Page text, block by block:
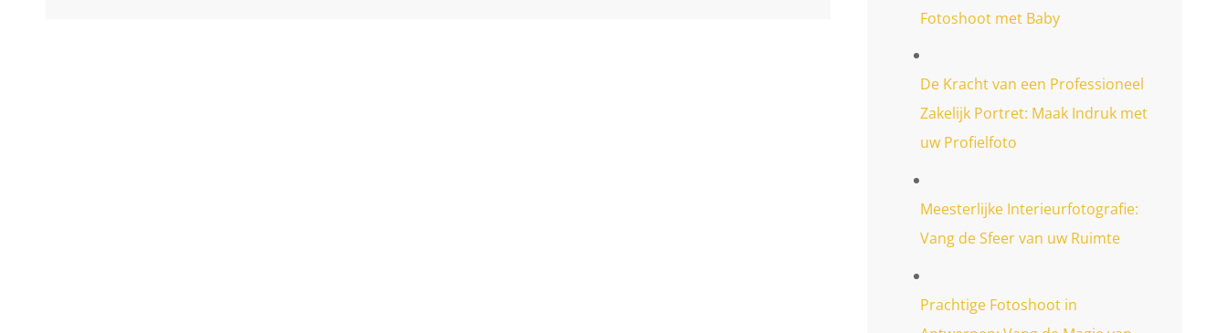
Fotoshoot met Baby
De Kracht van een Professioneel
Zakelijk Portret: Maak Indruk met
uw Profielfoto
Meesterlijke Interieurfotografie:
Vang de Sfeer van uw Ruimte
Prachtige Fotoshoot in